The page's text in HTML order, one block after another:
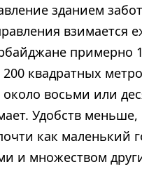
зданием
взимается
примерно
квадратных
восьми или
Удобств меньше,
как маленький
и множеством